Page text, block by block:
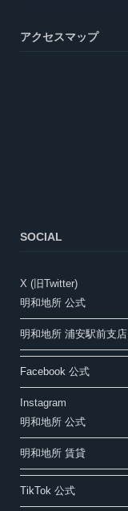
アクセスマップ
SOCIAL
X (旧Twitter)
明和地所 公式
明和地所 浦安駅前支店
Facebook 公式
Instagram
明和地所 公式
明和地所 賃貸
TikTok 公式